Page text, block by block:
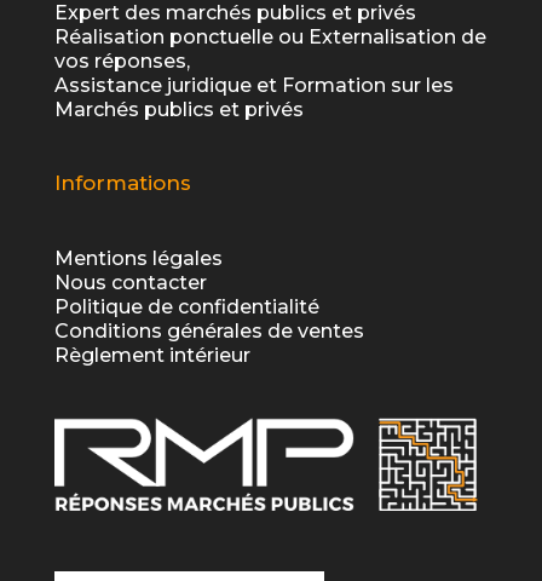
Expert des marchés publics et privés
Réalisation ponctuelle ou Externalisation de
vos réponses,
Assistance juridique et Formation sur les
Marchés publics et privés
Informations
Mentions légales
Nous contacter
Politique de confidentialité
Conditions générales de ventes
Règlement intérieur